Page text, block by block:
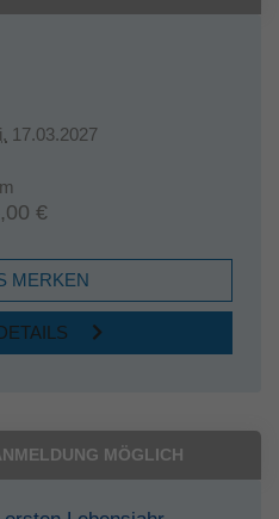
17.03.2027
€
MERKEN
MÖGLICH